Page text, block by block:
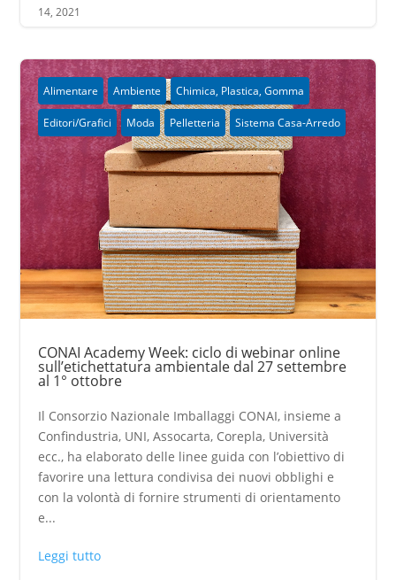
14, 2021
Alimentare Ambiente Chimica, Plastica, Gomma
Editori/Grafici Moda Pelletteria Sistema Casa-Arredo
CONAI Academy Week: ciclo di webinar online
sull’etichettatura ambientale dal 27 settembre
al 1° ottobre
Il Consorzio Nazionale Imballaggi CONAI, insieme a
Confindustria, UNI, Assocarta, Corepla, Università
ecc., ha elaborato delle linee guida con l’obiettivo di
favorire una lettura condivisa dei nuovi obblighi e
con la volontà di fornire strumenti di orientamento
e...
Leggi tutto